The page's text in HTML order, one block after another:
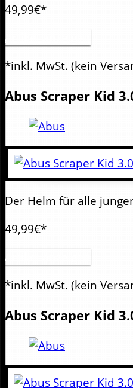
49,99€*
Artikel anzeigen
*inkl. MwSt. (kein
Abus Scraper Kid
Der Helm für alle
49,99€*
Artikel anzeigen
*inkl. MwSt. (kein
Abus Scraper Kid